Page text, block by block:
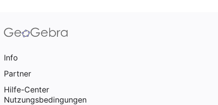
Info
Partner
Hilfe-Center
Nutzungsbedingungen